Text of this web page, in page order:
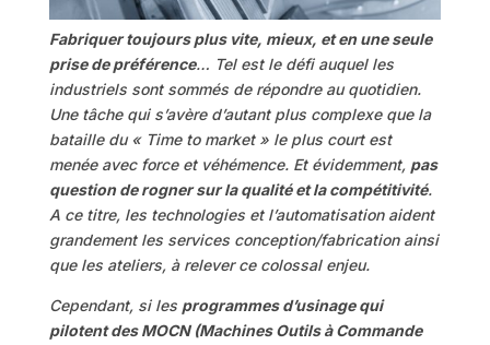
Fabriquer toujours plus vite, mieux, et en une seule
prise de préférence… Tel est le défi auquel les
industriels sont sommés de répondre au quotidien.
Une tâche qui s’avère d’autant plus complexe que la
bataille du « Time to market » le plus court est
menée avec force et véhémence. Et évidemment, pas
question de rogner sur la qualité et la compétitivité.
A ce titre, les technologies et l’automatisation aident
grandement les services conception/fabrication ainsi
que les ateliers, à relever ce colossal enjeu.
Cependant, si les programmes d’usinage qui
pilotent des MOCN (Machines Outils à Commande